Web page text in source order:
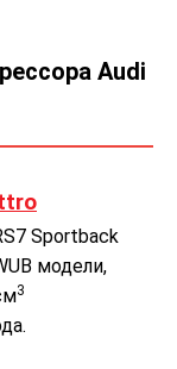
Audi
Sportback
модели,
3